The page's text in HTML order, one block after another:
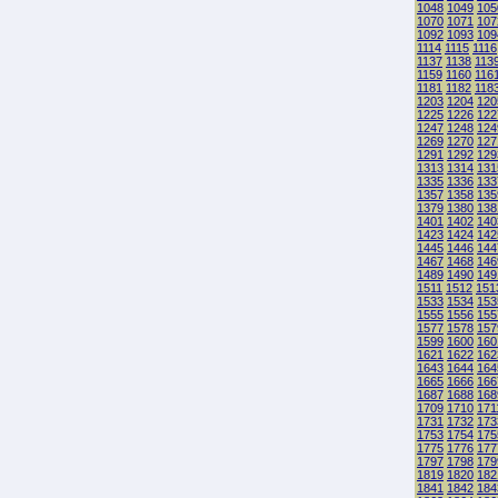
1048 1049
1070 1071
1092 1093
1114 1115 1116
1137 1138
1159 1160 1161
1181 1182
1203 1204
1225 1226
1247 1248
1269 1270
1291 1292
1313 1314
1335 1336
1357 1358
1379 1380
1401 1402
1423 1424
1445 1446
1467 1468
1489 1490
1511 1512
1533 1534
1555 1556
1577 1578
1599 1600
1621 1622
1643 1644
1665 1666
1687 1688
1709 1710
1731 1732
1753 1754
1775 1776
1797 1798
1819 1820
1841 1842